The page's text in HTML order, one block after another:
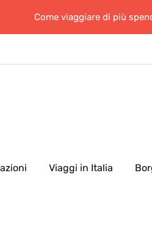
Come viaggiare di più
Viaggi in Italia